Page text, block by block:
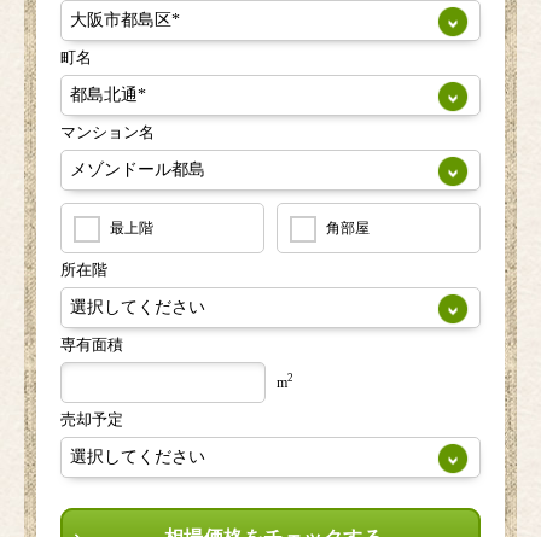
町名
マンション名
最上階 角部屋
所在階
専有面積
m2
売却予定